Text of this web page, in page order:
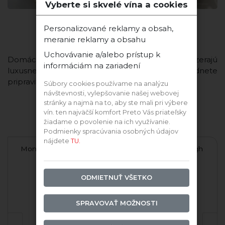
Domáca paštéka patrí medzi recepty, ktoré vyzerajú
luxusne, chutia ešte lepšie a pritom ich zvládnete
pripraviť bez ...
Ďalšie vína tejto odrody
Montes Alpha Pinot Noir
Pinot Noir Marlborough
Saint Clair
Vyberte si skvelé vína a cookies
Personalizované reklamy a obsah,
meranie reklamy a obsahu
Uchovávanie a/alebo prístup k
informáciám na zariadení
Súbory cookies používame na analýzu
návštevnosti, vylepšovanie našej webovej
stránky a najmä na to, aby ste mali pri výbere
vín. ten najväčší komfort Preto Vás priateľsky
žiadame o povolenie na ich využívanie.
Podmienky spracúvania osobných údajov
nájdeteTU.
ODMIETNUŤ VŠETKO
SPRAVOVAŤ MOŽNOSTI